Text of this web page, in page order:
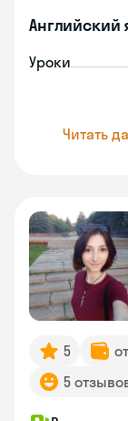
Английский
Уроки
Читать
5
5